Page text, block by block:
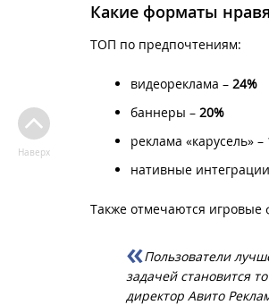
Какие форматы
ТОП по предпочтениям:
видеореклама – 24%
баннеры – 20%
реклама «карусель» –
нативные
Также отмечаются игровые
Пользователи
задачей становится
директор Авито
Наверх